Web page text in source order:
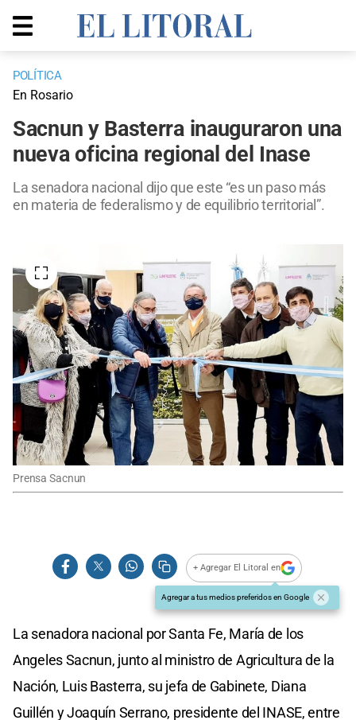
POLÍTICA
En Rosario
Sacnun y Basterra inauguraron una
nueva oficina regional del Inase
La senadora nacional dijo que este “es un paso más
en materia de federalismo y de equilibrio territorial”.
Prensa Sacnun
+ Agregar El Litoral en
Agregar a tus medios preferidos en Google
La senadora nacional por Santa Fe, María de los
Angeles Sacnun, junto al ministro de Agricultura de la
Nación, Luis Basterra, su jefa de Gabinete, Diana
Guillén y Joaquín Serrano, presidente del INASE, entre